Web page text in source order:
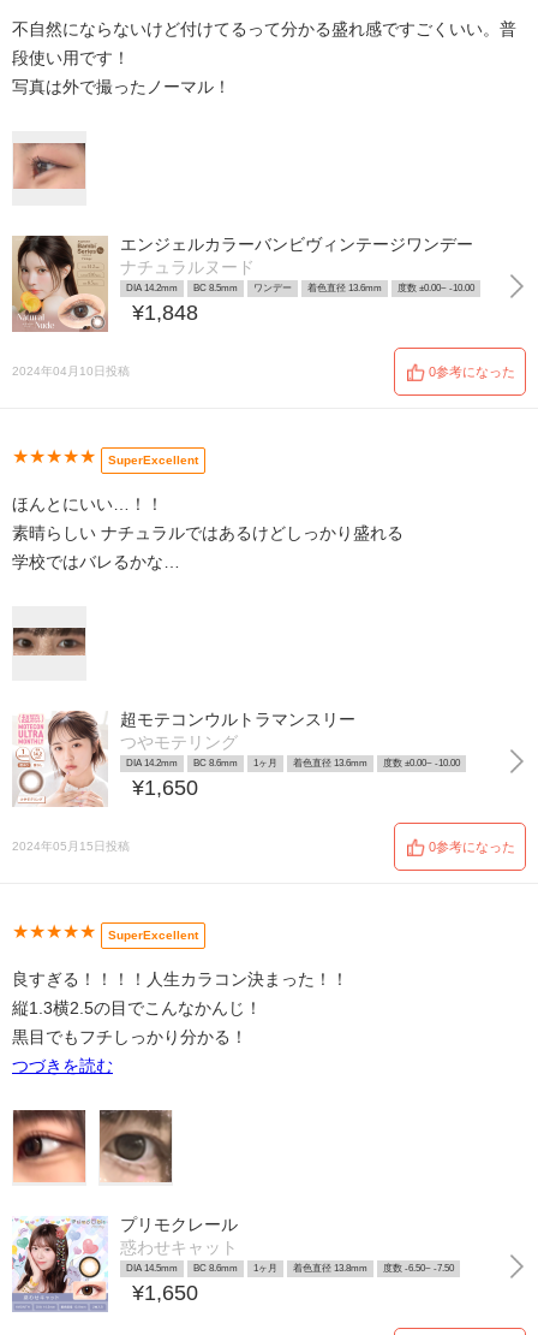
不自然にならないけど付けてるって分かる盛れ感ですごくいい。普
段使い用です！
写真は外で撮ったノーマル！
エンジェルカラーバンビヴィンテージワンデー
ナチュラルヌード
DIA 14.2mm BC 8.5mm ワンデー 着色直径 13.6mm 度数 ±0.00~ -10.00
¥1,848
2024年04月10日投稿 0参考になった
★★★★★ SuperExcellent
ほんとにいい…！！
素晴らしい ナチュラルではあるけどしっかり盛れる
学校ではバレるかな…
超モテコンウルトラマンスリー
つやモテリング
DIA 14.2mm BC 8.6mm 1ヶ月 着色直径 13.6mm 度数 ±0.00~ -10.00
¥1,650
2024年05月15日投稿 0参考になった
★★★★★ SuperExcellent
良すぎる！！！！人生カラコン決まった！！
縦1.3横2.5の目でこんなかんじ！
黒目でもフチしっかり分かる！
つづきを読む
プリモクレール
惑わせキャット
DIA 14.5mm BC 8.6mm 1ヶ月 着色直径 13.8mm 度数 -6.50~ -7.50
¥1,650